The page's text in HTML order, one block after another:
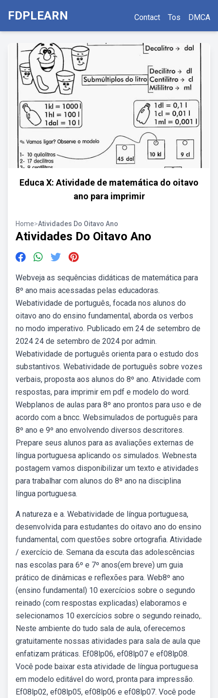
FDPLEARN Contact Tos DMCA
Educa X: Atividade de matemática do oitavo
ano para imprimir
Home>Atividades Do Oitavo Ano
Atividades Do Oitavo Ano
Webveja as sequências didáticas de matemática para
8º ano mais acessadas pelas educadoras.
Webatividade de português, focada nos alunos do
oitavo ano do ensino fundamental, aborda os verbos
no modo imperativo. Publicado em 24 de setembro de
2024 24 de setembro de 2024 por admin.
Webatividade de português orienta para o estudo dos
substantivos. Webatividade de português sobre vozes
verbais, proposta aos alunos do 8º ano. Atividade com
respostas, para imprimir em pdf e modelo do word.
Webplanos de aulas para 8º ano prontos para uso e de
acordo com a bncc. Websimulados de português para
8º ano e 9º ano envolvendo diversos descritores.
Prepare seus alunos para as avaliações externas de
língua portuguesa aplicando os simulados. Webnesta
postagem vamos disponibilizar um texto e atividades
para trabalhar com alunos do 8º ano na disciplina
língua portuguesa.
A natureza e a. Webatividade de língua portuguesa,
desenvolvida para estudantes do oitavo ano do ensino
fundamental, com questões sobre ortografia. Atividade
/ exercício de. Semana da escuta das adolescências
nas escolas para 6º e 7º anos(em breve) um guia
prático de dinâmicas e reflexões para. Web8º ano
(ensino fundamental) 10 exercícios sobre o segundo
reinado (com respostas explicadas) elaboramos e
selecionamos 10 exercícios sobre o segundo reinado,.
Neste ambiente do tudo sala de aula, oferecemos
gratuitamente nossas atividades para sala de aula que
enfatizam práticas. Ef08lp06, ef08lp07 e ef08lp08.
Você pode baixar esta atividade de língua portuguesa
em modelo editável do word, pronta para impressão.
Ef08lp02, ef08lp05, ef08lp06 e ef08lp07. Você pode